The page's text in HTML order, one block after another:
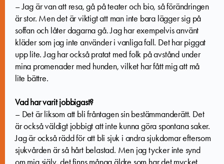
– Jag är van att resa, gå på teater och bio, så förändringen
är stor. Men det är viktigt att man inte bara lägger sig på
soffan och låter dagarna gå. Jag har exempelvis använt
kläder som jag inte använder i vanliga fall. Det har piggat
upp lite. Jag har också pratat med folk på avstånd under
mina promenader med hunden, vilket har fått mig att må
lite bättre.
Vad har varit jobbigast?
– Det är liksom att bli fråntagen sin bestämmanderätt. Det
är också väldigt jobbigt att inte kunna göra spontana saker.
Jag är också rädd för att bli sjuk i andra sjukdomar eftersom
sjukvården är så hårt belastad. Men jag tycker inte synd